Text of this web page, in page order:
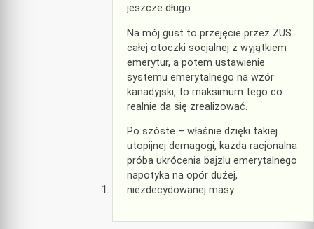
jeszcze długo.
Na mój gust to przejęcie przez ZUS
całej otoczki socjalnej z wyjątkiem
emerytur, a potem ustawienie
systemu emerytalnego na wzór
kanadyjski, to maksimum tego co
realnie da się zrealizować.
Po szóste – właśnie dzięki takiej
utopijnej demagogi, każda racjonalna
próba ukrócenia bajzlu emerytalnego
napotyka na opór dużej,
niezdecydowanej masy.